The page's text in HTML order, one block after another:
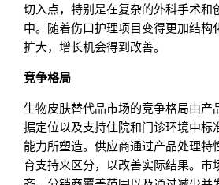
切入点，特别是在复杂的外科手术和
中。随着伤口护理项目变得更加结构
扩大，增长机会得到改善。
竞争格局
生物皮肤替代品市场的竞争格局由产
据定位以及支持住院和门诊环境中标
能力所塑造。供应商通过产品处理特
育支持来区分，以改善实际结果。市